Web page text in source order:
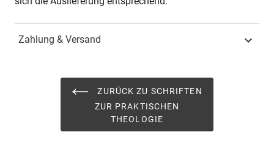
Schriftenreihe
1610-6954
21
Zahlung & Versand
ZURÜCK ZU SCHRIFTEN
ZUR PRAKTISCHEN
THEOLOGIE